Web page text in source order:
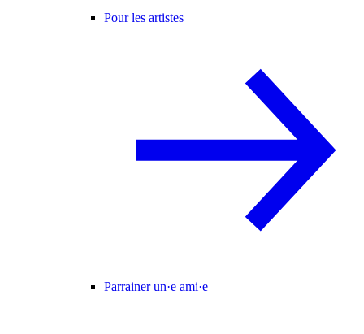
Pour les artistes
Parrainer un·e ami·e